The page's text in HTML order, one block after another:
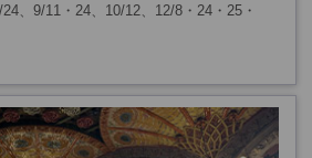
、9/11・24、10/12、12/8・24・25・
よびグエル公園閉館日)